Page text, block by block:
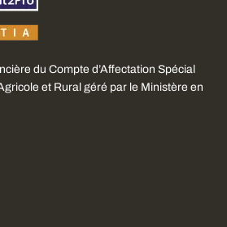
du Compte d’Affectation Spécial
et Rural géré par le Ministère en